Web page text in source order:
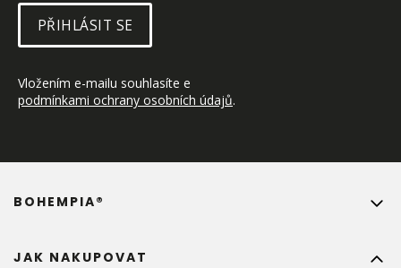
PŘIHLÁSIT SE
Vložením e-mailu souhlasíte e
podmínkami ochrany osobních údajů.
JAK NAKUPOVAT
BOHEMPIA®